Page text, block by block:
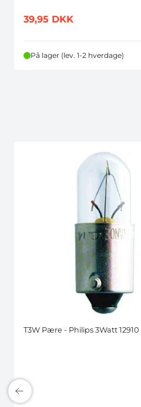
39,95 DKK
På lager (lev. 1-2 hverdage)
T3W Pære - Philips 3Watt 12910